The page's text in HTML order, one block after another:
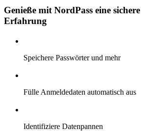
Genieße mit NordPass eine
Erfahrung
Speichere Passwörter und mehr
Fülle Anmeldedaten automatisch aus
Identifiziere Datenpannen